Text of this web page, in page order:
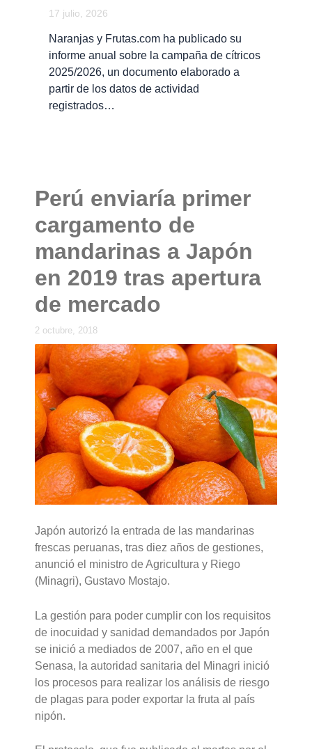
17 julio, 2026
Naranjas y Frutas.com ha publicado su
informe anual sobre la campaña de cítricos
2025/2026, un documento elaborado a
partir de los datos de actividad
registrados…
Perú enviaría primer
cargamento de
mandarinas a Japón
en 2019 tras apertura
de mercado
2 octubre, 2018
Japón autorizó la entrada de las mandarinas
frescas peruanas, tras diez años de gestiones,
anunció el ministro de Agricultura y Riego
(Minagri), Gustavo Mostajo.
La gestión para poder cumplir con los requisitos
de inocuidad y sanidad demandados por Japón
se inició a mediados de 2007, año en el que
Senasa, la autoridad sanitaria del Minagri inició
los procesos para realizar los análisis de riesgo
de plagas para poder exportar la fruta al país
nipón.